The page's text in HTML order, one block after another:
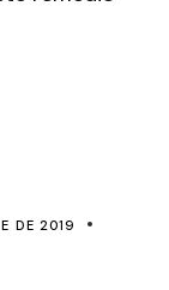
DE 2019